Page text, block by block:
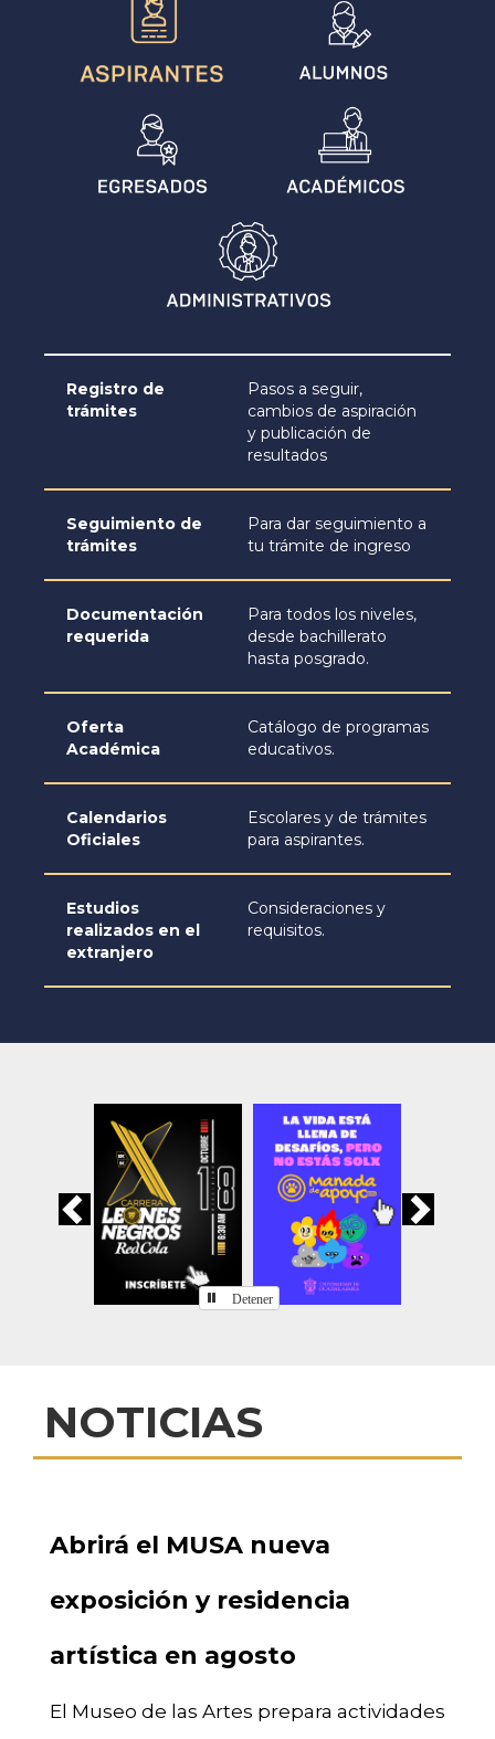
Registro de
trámites
Pasos a seguir,
cambios de aspiración
y publicación de
resultados
Seguimiento de
trámites
Para dar seguimiento a
tu trámite de ingreso
Documentación
requerida
Para todos los niveles,
desde bachillerato
hasta posgrado.
Oferta
Académica
Catálogo de programas
educativos.
Calendarios
Oficiales
Escolares y de trámites
para aspirantes.
Estudios
realizados en el
extranjero
Consideraciones y
requisitos.
Previous
Detener
NOTICIAS
Abrirá el MUSA nueva
exposición y residencia
artística en agosto
El Museo de las Artes prepara actividades